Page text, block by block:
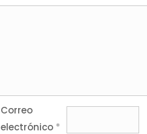
Correo
electrónico *